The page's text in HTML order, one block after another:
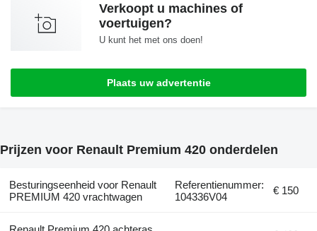
Verkoopt u machines of
voertuigen?
U kunt het met ons doen!
Plaats uw advertentie
Prijzen voor Renault Premium 420 onderdelen
Besturingseenheid voor Renault
PREMIUM 420 vrachtwagen
Referentienummer:
104336V04
€ 150